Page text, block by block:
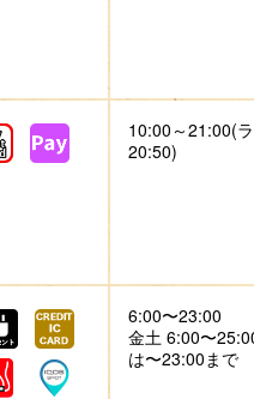
10:00～21:00(
20:50)
6:00〜23:00
金土 6:00〜
は〜23:00まで